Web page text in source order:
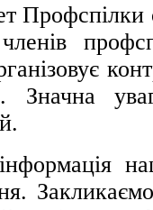
Профспілки
членів
Значна